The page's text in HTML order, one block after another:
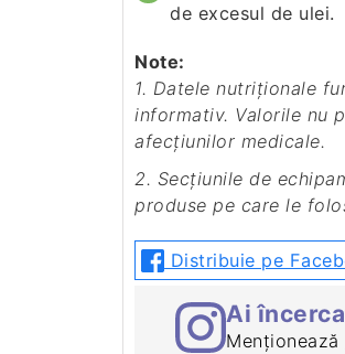
de excesul de ulei.
Note:
1. Datele nutriționale furnizate la unele rețete sunt estimative, iar rolul lor este doar
informativ. Valorile nu
afecțiunilor medicale.
2. Secțiunile de echipamente și ingrediente de mai sus pot conține linkuri afiliate către
produse pe care le
Distribuie pe
Ai
Menționează